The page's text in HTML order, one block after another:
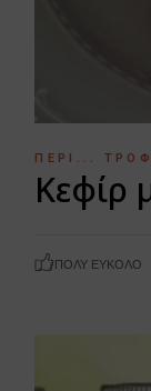
ΠΕΡΊ...
Κεφίρ
ΠΟΛΎ ΕΎΚΟΛΟ